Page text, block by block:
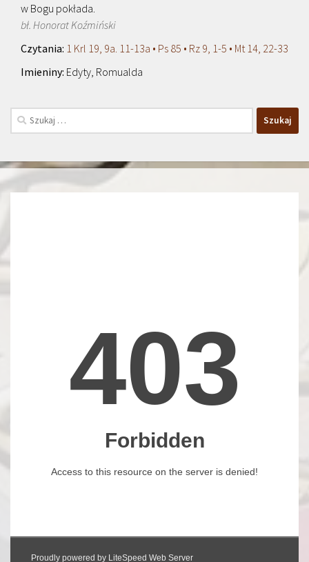
w Bogu pokłada.
bł. Honorat Koźmiński
1 Krl 19, 9a. 11-13a • Ps 85 • Rz 9, 1-5 • Mt 14, 22-33
Edyty, Romualda
Szukaj: